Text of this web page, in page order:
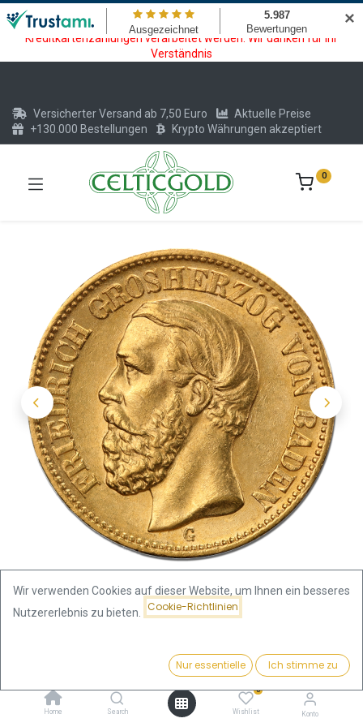
Wartungsarbeiten am Kreditkarten und Krypto Bezahlmodul. In der
Zeit vom 20.07. - 09.08.2026 können keine Krypto oder
Kreditkartenzahlungen verarbeitet werden. Wir danken für Ihr
Verständnis
Preis:
852,40€ Kaufen
Home Search
0
Wishlist Konto
Versicherter Versand ab 7,50 Euro
Aktuelle Preise
+130.000 Bestellungen
Krypto Währungen akzeptiert
0
20 Mark Großherzog Friedrich I. Goldmünze | Baden | 1872-
Wir verwenden Cookies auf dieser Website, um Ihnen ein besseres
Nutzererlebnis zu bieten.
Cookie-Richtlinien
Nur essentielle Ich stimme zu
✕